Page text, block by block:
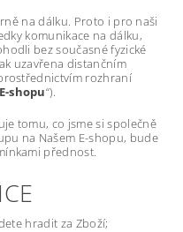
na dálku. Proto i pro naši
komunikace na dálku,
bez současné fyzické
uzavřena distančním
rozhraní
shopu“).
tomu, co jsme si společně
na Našem E-shopu, bude
přednost.
hradit za Zboží;